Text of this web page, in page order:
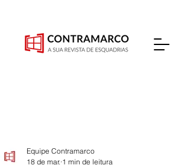
Equipe Contramarco
18 de mar. 1 min de leitura